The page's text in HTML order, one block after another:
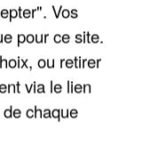
Vos
pour ce site.
ou retirer
via le lien
chaque